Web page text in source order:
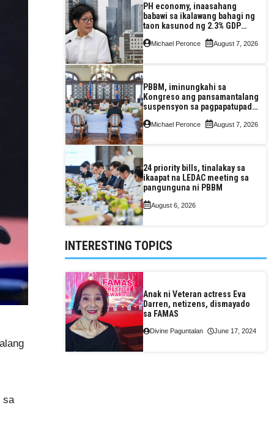
sa
PH economy, inaasahang
babawi sa ikalawang bahagi ng
taon kasunod ng 2.3% GDP
pagkaantala ng public
Michael Peronce August 7, 2026
PBBM, iminungkahi sa
Kongreso ang pansamantalang
suspensyon sa pagpapatupad
Assessment Reform Act
Michael Peronce August 7, 2026
24 priority bills, tinalakay sa
ikaapat na LEDAC meeting sa
pangunguna ni PBBM
August 6, 2026
INTERESTING TOPICS
Anak ni Veteran actress Eva
Darren, netizens, dismayado
sa FAMAS
Divine Paguntalan June 17, 2024